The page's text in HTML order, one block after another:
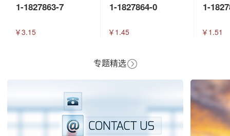
1-1827863-7
￥3.15
1-1827864-0
￥1.45
1-
￥1.51
专题精选